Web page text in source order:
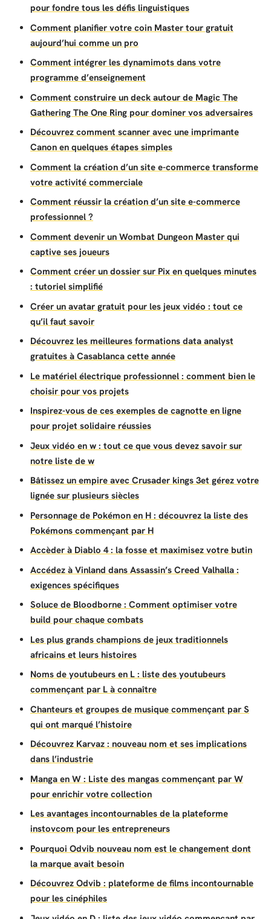
pour fondre tous les défis linguistiques
Comment planifier votre coin Master tour gratuit
aujourd’hui comme un pro
Comment intégrer les dynamimots dans votre
programme d’enseignement
Comment construire un deck autour de Magic The
Gathering The One Ring pour dominer vos adversaires
Découvrez comment scanner avec une imprimante
Canon en quelques étapes simples
Comment la création d’un site e-commerce transforme
votre activité commerciale
Comment réussir la création d’un site e-commerce
professionnel ?
Comment devenir un Wombat Dungeon Master qui
captive ses joueurs
Comment créer un dossier sur Pix en quelques minutes
: tutoriel simplifié
Créer un avatar gratuit pour les jeux vidéo : tout ce
qu’il faut savoir
Découvrez les meilleures formations data analyst
gratuites à Casablanca cette année
Le matériel électrique professionnel : comment bien le
choisir pour vos projets
Inspirez-vous de ces exemples de cagnotte en ligne
pour projet solidaire réussies
Jeux vidéo en w : tout ce que vous devez savoir sur
notre liste de w
Bâtissez un empire avec Crusader kings 3et gérez votre
lignée sur plusieurs siècles
Personnage de Pokémon en H : découvrez la liste des
Pokémons commençant par H
Accèder à Diablo 4 : la fosse et maximisez votre butin
Accédez à Vinland dans Assassin’s Creed Valhalla :
exigences spécifiques
Soluce de Bloodborne : Comment optimiser votre
build pour chaque combats
Les plus grands champions de jeux traditionnels
africains et leurs histoires
Noms de youtubeurs en L : liste des youtubeurs
commençant par L à connaître
Chanteurs et groupes de musique commençant par S
qui ont marqué l’histoire
Découvrez Karvaz : nouveau nom et ses implications
dans l’industrie
Manga en W : Liste des mangas commençant par W
pour enrichir votre collection
Les avantages incontournables de la plateforme
instovcom pour les entrepreneurs
Pourquoi Odvib nouveau nom est le changement dont
la marque avait besoin
Découvrez Odvib : plateforme de films incontournable
pour les cinéphiles